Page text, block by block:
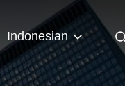
Indonesian